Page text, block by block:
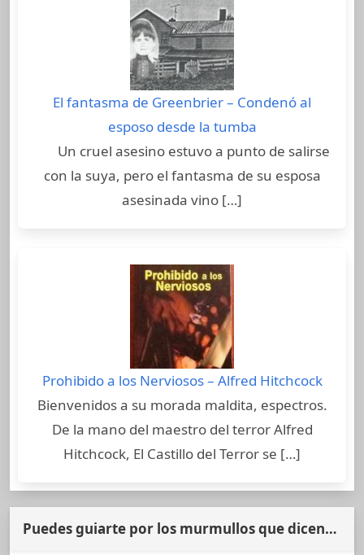
El fantasma de Greenbrier – Condenó al
esposo desde la tumba
Un cruel asesino estuvo a punto de salirse
con la suya, pero el fantasma de su esposa
asesinada vino […]
Prohibido a los Nerviosos – Alfred Hitchcock
Bienvenidos a su morada maldita, espectros.
De la mano del maestro del terror Alfred
Hitchcock, El Castillo del Terror se […]
Puedes guiarte por los murmullos que dicen…